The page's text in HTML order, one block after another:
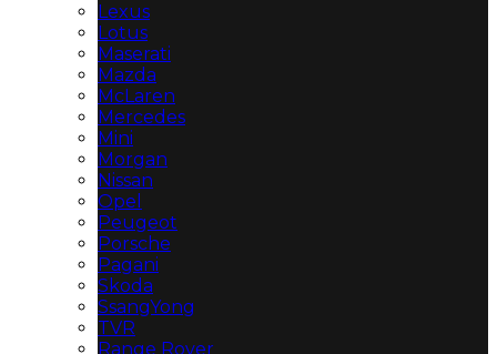
Lexus
Lotus
Maserati
Mazda
McLaren
Mercedes
Mini
Morgan
Nissan
Opel
Peugeot
Porsche
Pagani
Skoda
SsangYong
TVR
Range Rover